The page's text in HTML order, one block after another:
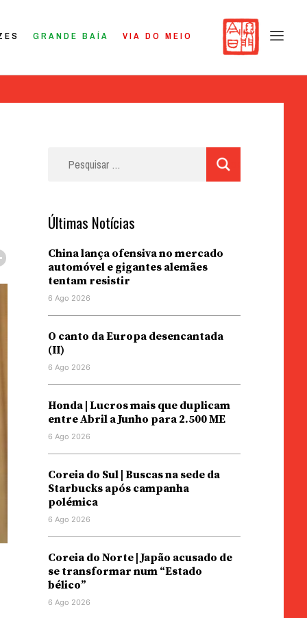
GRANDE BAÍA VIA DO MEIO
Últimas Notícias
China lança ofensiva no mercado
automóvel e gigantes alemães
tentam resistir
6 Ago 2026
O canto da Europa desencantada
(II)
6 Ago 2026
Honda | Lucros mais que duplicam
entre Abril a Junho para 2.500 ME
6 Ago 2026
Coreia do Sul | Buscas na sede da
Starbucks após campanha
polémica
6 Ago 2026
Coreia do Norte | Japão acusado de
se transformar num “Estado
bélico”
6 Ago 2026